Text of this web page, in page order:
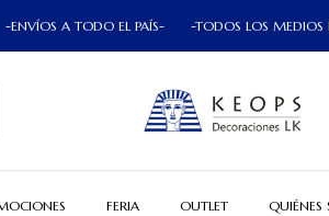
A TODO EL PAÍS- -TODOS LOS MEDIOS DE
FERIA OUTLET QUIÉNES